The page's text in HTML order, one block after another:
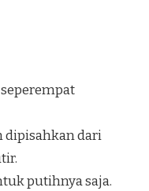
dipisahkan dari
putihnya saja.